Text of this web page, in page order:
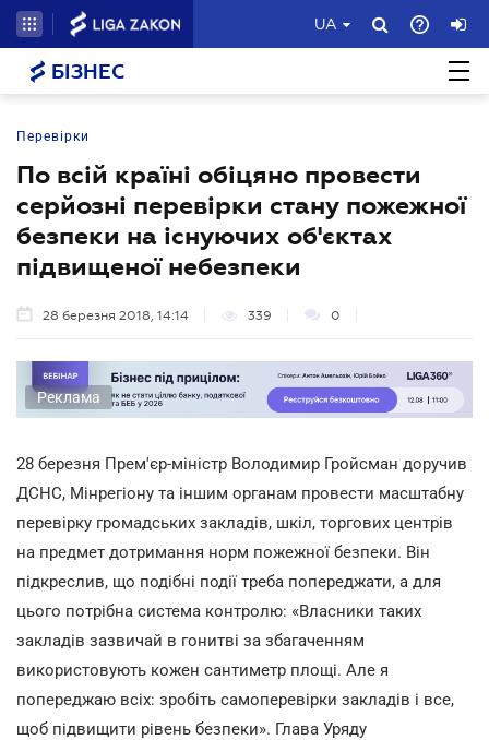
UA
БІЗНЕС
Перевірки
По всій країні обіцяно провести
серйозні перевірки стану пожежної
безпеки на існуючих об'єктах
підвищеної небезпеки
28 березня 2018, 14:14 339 0
Реклама
28 березня Прем'єр-міністр Володимир Гройсман доручив
ДСНС, Мінрегіону та іншим органам провести масштабну
перевірку громадських закладів, шкіл, торгових центрів
на предмет дотримання норм пожежної безпеки. Він
підкреслив, що подібні події треба попереджати, а для
цього потрібна система контролю: «Власники таких
закладів зазвичай в гонитві за збагаченням
використовують кожен сантиметр площі. Але я
попереджаю всіх: зробіть самоперевірки закладів і все,
щоб підвищити рівень безпеки». Глава Уряду